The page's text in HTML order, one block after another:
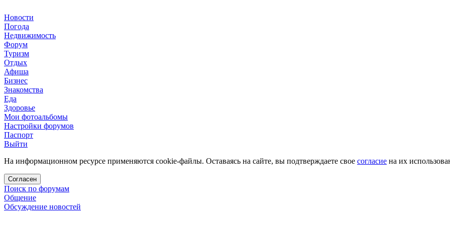
Новости
Погода
Недвижимость
Форум
Туризм
Отдых
Афиша
Бизнес
Знакомства
Еда
Здоровье
Мои фотоальбомы
Настройки форумов
Паспорт
Выйти
На информационном ресурсе применяются cookie-файлы. Оставаясь на сайте, вы подтверждаете свое согласие на их
Согласен
Поиск по форумам
Общение
Обсуждение новостей